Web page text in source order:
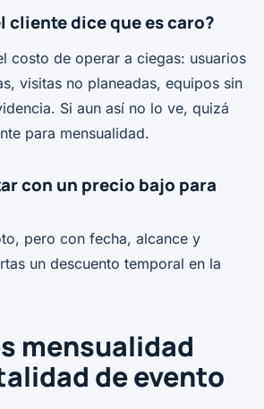
cliente dice que es caro?
costo de operar a ciegas: usuarios
visitas no planeadas, equipos sin
Si aun así no lo ve, quizá
para mensualidad.
con un precio bajo para
pero con fecha, alcance y
un descuento temporal en la
mensualidad
de evento